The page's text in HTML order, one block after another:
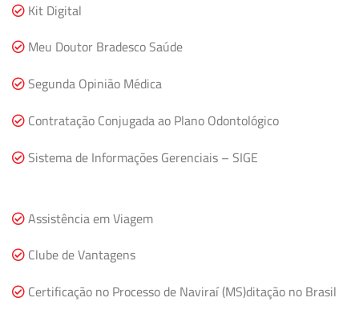
Kit Digital
Meu Doutor Bradesco Saúde
Segunda Opinião Médica
Contratação Conjugada ao Plano Odontológico
Sistema de Informações Gerenciais – SIGE
Assistência em Viagem
Clube de Vantagens
Certificação no Processo de Naviraí (MS)ditação no Brasil